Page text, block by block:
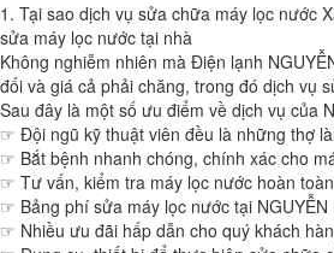
1. Tại sao dịch vụ sửa chữa máy lọc nước
sửa máy lọc nước tại nhà
Không nghiễm nhiên mà Điện lạnh
đối và giá cả phải chăng, trong đó dịch vụ
Sau đây là một số ưu điểm về dịch vụ của
☞ Đội ngũ kỹ thuật viên đều là những thợ
☞ Bắt bệnh nhanh chóng, chính xác cho
☞ Tư vấn, kiểm tra máy lọc nước hoàn
☞ Bảng phí sửa máy lọc nước tại
☞ Nhiều ưu đãi hấp dẫn cho quý khách